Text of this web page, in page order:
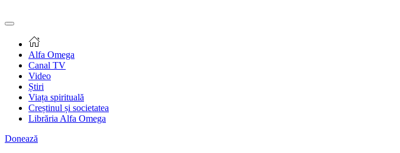
Alfa Omega
Canal TV
Video
Știri
Viața spirituală
Creștinul și societatea
Librăria Alfa Omega
Donează